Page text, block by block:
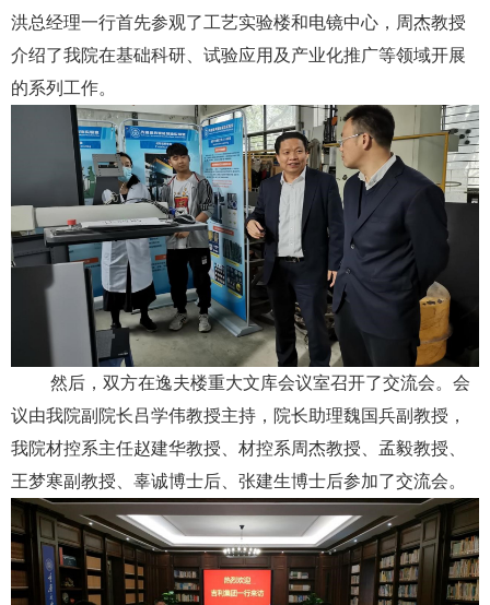
洪总经理一行首先参观了工艺实验楼和电镜中心，周杰教授
介绍了我院在基础科研、试验应用及产业化推广等领域开展
的系列工作。
然后，双方在逸夫楼重大文库会议室召开了交流会。 会
议由我院副院长吕学伟教授主持，院长助理魏国兵副 教授 ，
我院材控系主任赵建华教授、材控系周杰教授、孟毅教授、
王梦寒副教授、辜诚博士后、张建生博士后参加了交流会。